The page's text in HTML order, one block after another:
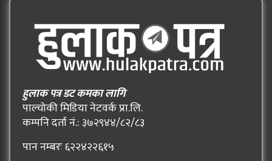
हुलाक पत्र डट कमका लागि
पाल्चोकी मिडिया नेटवर्क प्रा.लि.
कम्पनि दर्ता नं.: ३७२९४४/८२/८३
पान नम्बरः ६२२४२२६१५